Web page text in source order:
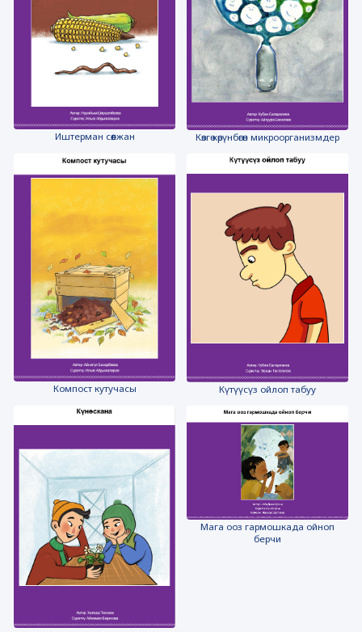
Иштерман сөөлжан Көзгө көрүнбөгөн микроорганизмдер
Компост кутучасы Күтүүсүз ойлоп табуу
Мага ооз гармошкада ойноп
берчи